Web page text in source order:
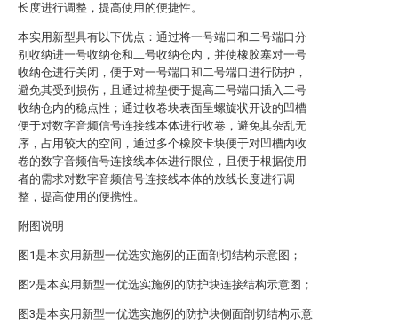
长度进行调整，提高使用的便捷性。
本实用新型具有以下优点：通过将一号端口和二号端口分
别收纳进一号收纳仓和二号收纳仓内，并使橡胶塞对一号
收纳仓进行关闭，便于对一号端口和二号端口进行防护，
避免其受到损伤，且通过棉垫便于提高二号端口插入二号
收纳仓内的稳点性；通过收卷块表面呈螺旋状开设的凹槽
便于对数字音频信号连接线本体进行收卷，避免其杂乱无
序，占用较大的空间，通过多个橡胶卡块便于对凹槽内收
卷的数字音频信号连接线本体进行限位，且便于根据使用
者的需求对数字音频信号连接线本体的放线长度进行调
整，提高使用的便携性。
附图说明
图1是本实用新型一优选实施例的正面剖切结构示意图；
图2是本实用新型一优选实施例的防护块连接结构示意图；
图3是本实用新型一优选实施例的防护块侧面剖切结构示意